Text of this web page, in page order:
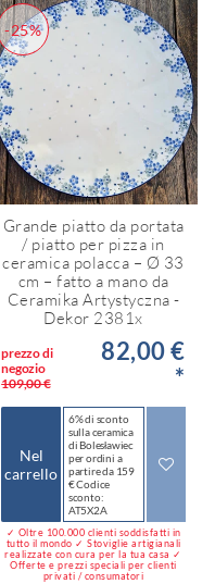
-25%
Grande piatto da portata
/ piatto per pizza in
ceramica polacca – Ø 33
cm – fatto a mano da
Ceramika Artystyczna -
Dekor 2381x
prezzo di
negozio
109,00 €
82,00 €
*
Nel
carrello
6% di sconto
sulla ceramica
di Bolesławiec
per ordini a
partire da 159
€ Codice
sconto:
AT5X2A
✓ Oltre 100.000 clienti soddisfatti in
tutto il mondo ✓ Stoviglie artigianali
realizzate con cura per la tua casa ✓
Offerte e prezzi speciali per clienti
privati / consumatori